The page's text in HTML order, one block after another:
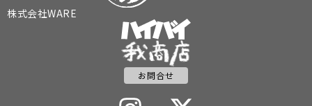
株式会社WARE
お問合せ